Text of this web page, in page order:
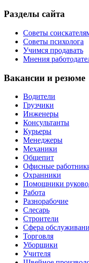
Разделы сайта
Советы
Советы психолога
Учимся продавать
Мнения
Вакансии и резюме
Водители
Грузчики
Инженеры
Консультанты
Курьеры
Менеджеры
Механики
Общепит
Офисные
Охранники
Помощники
Работа
Разнорабочие
Слесарь
Строители
Сфера
Торговля
Уборщики
Учителя